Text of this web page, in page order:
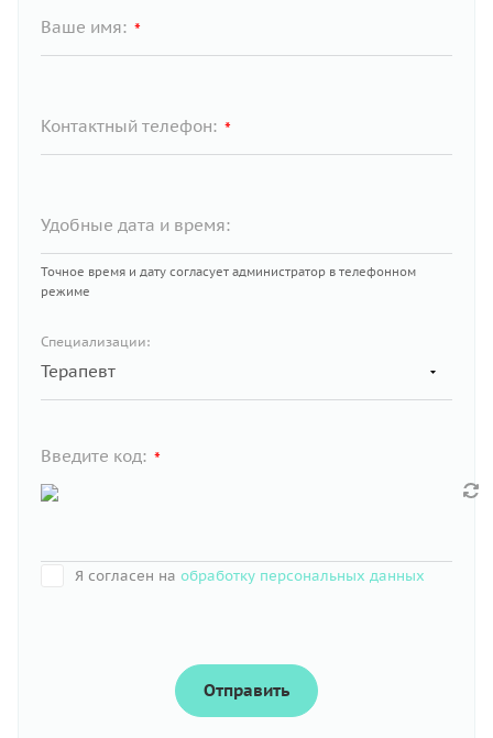
Ваше имя: *
Контактный телефон: *
Удобные дата и время:
Точное время и дату согласует администратор в телефонном
режиме
Специализации:
Введите код: *
Я согласен на обработку персональных данных
Отправить